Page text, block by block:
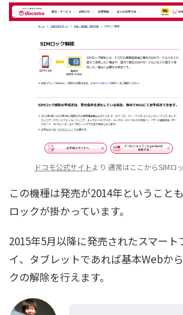
ドコモ公式サイトより 通常はここからSIMロ
この機種は発売が2014年ということ
ロックが掛かっています。
2015年5月以降に発売されたスマート
イ、タブレットであれば基本Webか
クの解除を行えます。